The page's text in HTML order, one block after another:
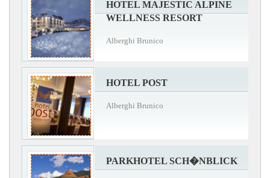
HOTEL MAJESTIC ALPINE
WELLNESS RESORT
Alberghi Brunico
HOTEL POST
Alberghi Brunico
PARKHOTEL SCH�NBLICK